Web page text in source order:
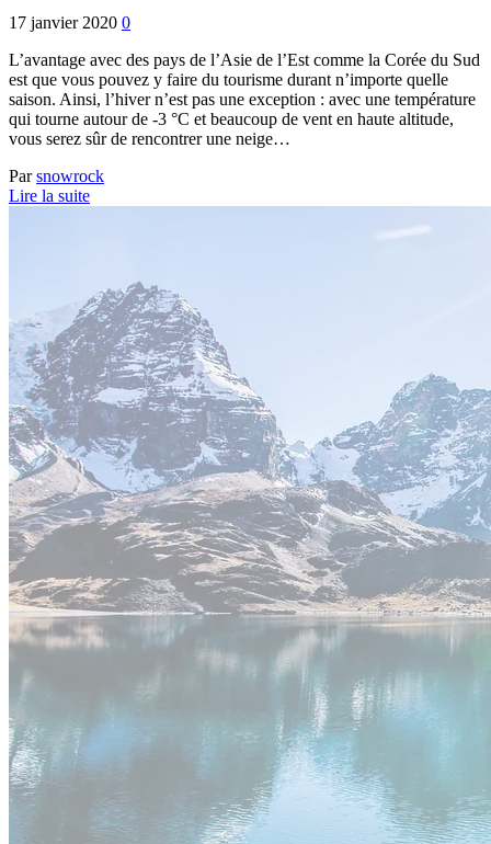
17 janvier 2020 0
L’avantage avec des pays de l’Asie de l’Est comme la Corée du Sud
est que vous pouvez y faire du tourisme durant n’importe quelle
saison. Ainsi, l’hiver n’est pas une exception : avec une température
qui tourne autour de -3 °C et beaucoup de vent en haute altitude,
vous serez sûr de rencontrer une neige…
Parsnowrock
Lire la suite